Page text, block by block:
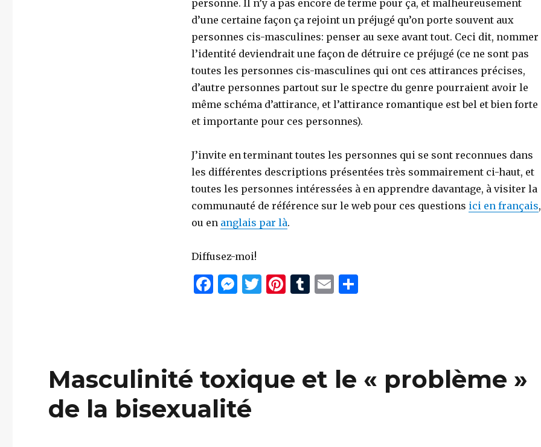
personne. Il n’y a pas encore de terme pour ça, et malheureusement
d’une certaine façon ça rejoint un préjugé qu’on porte souvent aux
personnes cis-masculines: penser au sexe avant tout. Ceci dit, nommer
l’identité deviendrait une façon de détruire ce préjugé (ce ne sont pas
toutes les personnes cis-masculines qui ont ces attirances précises,
d’autre personnes partout sur le spectre du genre pourraient avoir le
même schéma d’attirance, et l’attirance romantique est bel et bien forte
et importante pour ces personnes).
J’invite en terminant toutes les personnes qui se sont reconnues dans
les différentes descriptions présentées très sommairement ci-haut, et
toutes les personnes intéressées à en apprendre davantage, à visiter la
communauté de référence sur le web pour ces questions ici en français,
ou en anglais par là.
Diffusez-moi!
F
o
o
k
M
er
T Pi T E P
Masculinité toxique et le « problème »
de la bisexualité